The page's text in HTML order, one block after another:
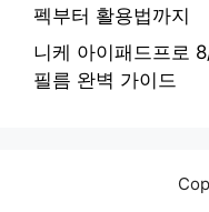
펙부터 활용법까지
니케 아이패드프로
필름 완벽 가이드